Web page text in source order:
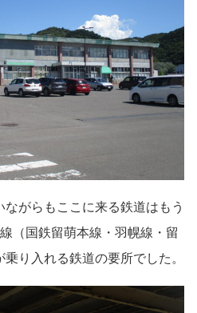
ながらもここに来る鉄道はもう
（国鉄留萌本線・羽幌線・留
り入れる鉄道の要所でした。